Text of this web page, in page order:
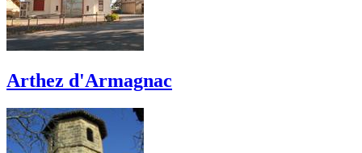
Arthez d'Armagnac